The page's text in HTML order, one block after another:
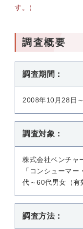
す。）
調査概要
調査期間：
2008年10月28日
調査対象：
株式会社ベンチ
「コンシューマ
代～60代男女（有
調査方法：